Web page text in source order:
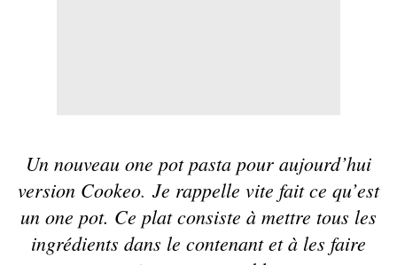
Un nouveau one pot pasta pour aujourd’hui
version Cookeo. Je rappelle vite fait ce qu’est
un one pot. Ce plat consiste à mettre tous les
ingrédients dans le contenant et à les faire